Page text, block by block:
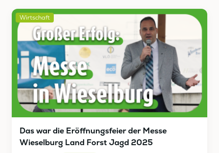
Wirtschaft
Das war die Eröffnungsfeier der Messe
Wieselburg Land Forst Jagd 2025